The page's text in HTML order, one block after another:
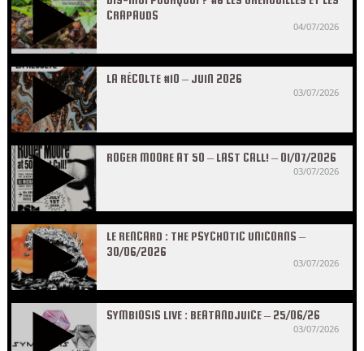
CRAPAUDS
04/07/2026
LA RÉCOLTE #10 – JUIN 2026
03/07/2026
ROGER MOORE AT 50 – LAST CALL! – 01/07/2026
03/07/2026
LE RENCARD : THE PSYCHOTIC UNICORNS –
30/06/2026
03/07/2026
SYMBIOSIS LIVE : BEATANDJUICE – 25/06/26
03/07/2026